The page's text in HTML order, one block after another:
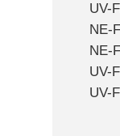
UV-
NE-
NE-
UV-
UV-